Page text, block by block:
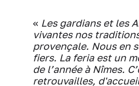
« Les gardians et les
vivantes nos
provençale. Nous en
fiers. La feria est un
de l’année à Nîmes.
retrouvailles,